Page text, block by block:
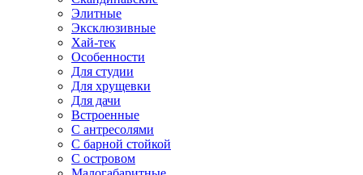
Элитные
Эксклюзивные
Хай-тек
Особенности
Для студии
Для хрущевки
Для дачи
Встроенные
С антресолями
С барной стойкой
С островом